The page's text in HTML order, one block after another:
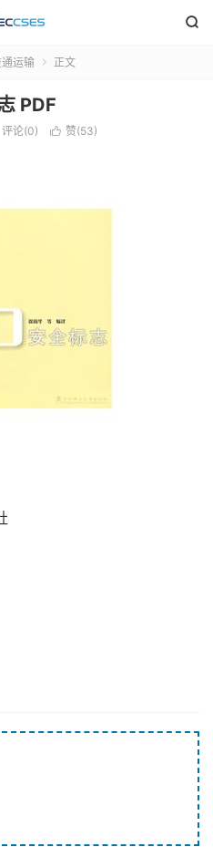

运输  正文
PDF
评论(0)  赞(53)